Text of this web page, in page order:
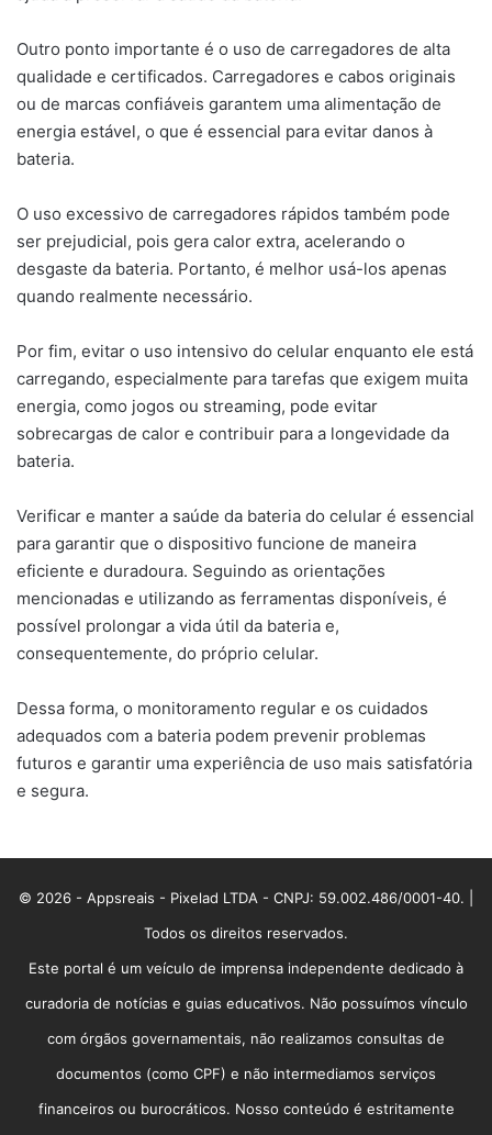
Outro ponto importante é o uso de carregadores de alta
qualidade e certificados. Carregadores e cabos originais
ou de marcas confiáveis garantem uma alimentação de
energia estável, o que é essencial para evitar danos à
bateria.
O uso excessivo de carregadores rápidos também pode
ser prejudicial, pois gera calor extra, acelerando o
desgaste da bateria. Portanto, é melhor usá-los apenas
quando realmente necessário.
Por fim, evitar o uso intensivo do celular enquanto ele está
carregando, especialmente para tarefas que exigem muita
energia, como jogos ou streaming, pode evitar
sobrecargas de calor e contribuir para a longevidade da
bateria.
Verificar e manter a saúde da bateria do celular é essencial
para garantir que o dispositivo funcione de maneira
eficiente e duradoura. Seguindo as orientações
mencionadas e utilizando as ferramentas disponíveis, é
possível prolongar a vida útil da bateria e,
consequentemente, do próprio celular.
Dessa forma, o monitoramento regular e os cuidados
adequados com a bateria podem prevenir problemas
futuros e garantir uma experiência de uso mais satisfatória
e segura.
© 2026 - Appsreais - Pixelad LTDA - CNPJ: 59.002.486/0001-40. |
Todos os direitos reservados.
Este portal é um veículo de imprensa independente dedicado à
curadoria de notícias e guias educativos. Não possuímos vínculo
com órgãos governamentais, não realizamos consultas de
documentos (como CPF) e não intermediamos serviços
financeiros ou burocráticos. Nosso conteúdo é estritamente